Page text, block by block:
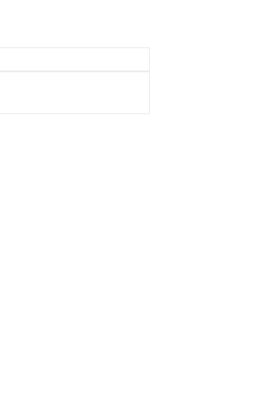
dichten und denken,